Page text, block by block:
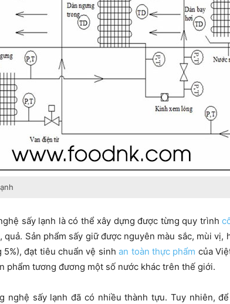
sấy lạnh là có thể xây dựng được từng quy trình
quả. Sản phẩm sấy giữ được nguyên màu sắc, mùi vị,
5%), đạt tiêu chuẩn vệ sinhan toàn thực phẩm của
phẩm tương đương một số nước khác trên thế giới.
nghệ sấy lạnh đã có nhiều thành tựu. Tuy nhiên,